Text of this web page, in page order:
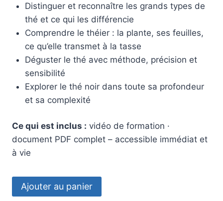
Distinguer et reconnaître les grands types de
thé et ce qui les différencie
Comprendre le théier : la plante, ses feuilles,
ce qu’elle transmet à la tasse
Déguster le thé avec méthode, précision et
sensibilité
Explorer le thé noir dans toute sa profondeur
et sa complexité
Ce qui est inclus : vidéo de formation ·
document PDF complet – accessible immédiat et
à vie
Ajouter au panier